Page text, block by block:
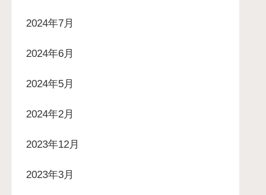
2024年7月
2024年6月
2024年5月
2024年2月
2023年12月
2023年3月